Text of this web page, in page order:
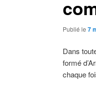
Publié le 7
Dans
formé
chaque